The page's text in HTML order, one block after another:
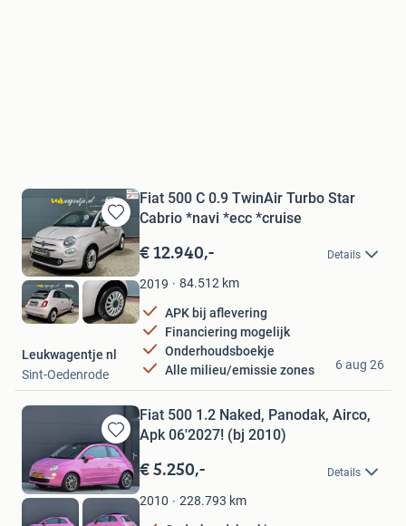
Bewaren
in
Mijn
Favorieten
Fiat 500 C 0.9 TwinAir Turbo Star
Cabrio *navi *ecc *cruise
€ 12.940,- Details
2019 84.512 km
APK bij aflevering
Financiering mogelijk
Onderhoudsboekje
Alle milieu/emissie zones
Leukwagentje nl
Sint-Oedenrode
6 aug 26
Bewaren
in
Mijn
Favorieten
Fiat 500 1.2 Naked, Panodak, Airco,
Apk 06'2027! (bj 2010)
€ 5.250,- Details
2010 228.793 km